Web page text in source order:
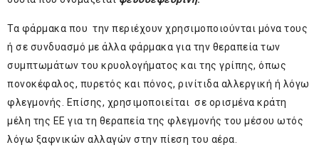
Τα φάρμακα που την περιέχουν χρησιμοποιούνται μόνα τους
ή σε συνδυασμό με άλλα φάρμακα για την θεραπεία των
συμπτωμάτων του κρυολογήματος και της γρίπης, όπως
πονοκέφαλος, πυρετός και πόνος, ρινίτιδα αλλεργική ή λόγω
φλεγμονής. Επίσης, χρησιμοποιείται σε ορισμένα κράτη
μέλη της ΕΕ για τη θεραπεία της φλεγμονής του μέσου ωτός
λόγω ξαφνικών αλλαγών στην πίεση του αέρα.